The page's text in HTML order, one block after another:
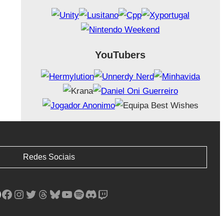
YouTubers
Redes Sociais
Facebook Instagram Twitter Threads Bluesky YouTube Spotify Discord Twitch